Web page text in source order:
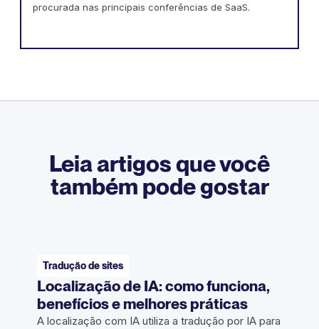
procurada nas principais conferências de SaaS.
Leia artigos que você
também pode gostar
Tradução de sites
Localização de IA: como funciona,
benefícios e melhores práticas
A localização com IA utiliza a tradução por IA para